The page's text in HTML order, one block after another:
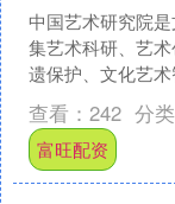
中国艺术研究院
集艺术科研、艺
遗保护、文化艺术
级综合性艺术学
公布的博士、硕
查看： 242 分
富旺配资